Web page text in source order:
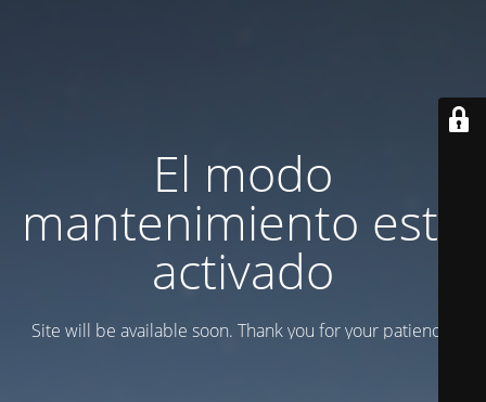
El modo
mantenimiento está
activado
Site will be available soon. Thank you for your patience!